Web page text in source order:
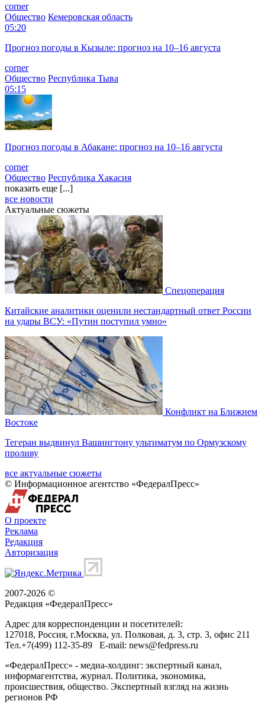
corner
Общество Кемеровская область
05:20
Прогноз погоды в Кызыле: прогноз на 10–16 августа
corner
Общество Республика Тыва
05:15
Прогноз погоды в Абакане: прогноз на 10–16 августа
corner
Общество Республика Хакасия
показать еще [...]
все новости
Актуальные сюжеты
Спецоперация
Китайские аналитики оценили нестандартный ответ России
на удары ВСУ: «Путин поступил умно»
Конфликт на Ближнем
Востоке
Тегеран выдвинул Вашингтону ультиматум по Ормузскому
проливу
все актуальные сюжеты
© Информационное агентство «ФедералПресс»
О проекте
Реклама
Редакция
Авторизация
2007-2026 ©
Редакция «ФедералПресс»
Адрес для корреспонденции и посетителей:
127018, Россия, г.Москва, ул. Полковая, д. 3, стр. 3, офис 211
Тел.+7(499) 112-35-89 E-mail: news@fedpress.ru
«ФедералПресс» - медиа-холдинг: экспертный канал,
информагентства, журнал. Политика, экономика,
происшествия, общество. Экспертный взгляд на жизнь
регионов РФ